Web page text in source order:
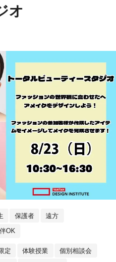
オ
保護者 遠方
OK
定 体験授業 個別相談会